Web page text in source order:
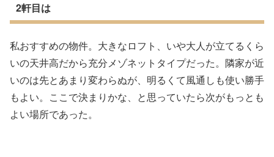
2軒目は
私おすすめの物件。大きなロフト、いや大人が立てるくら
いの天井高だから充分メゾネットタイプだった。隣家が近
いのは先とあまり変わらぬが、明るくて風通しも使い勝手
もよい。ここで決まりかな、と思っていたら次がもっとも
よい場所であった。